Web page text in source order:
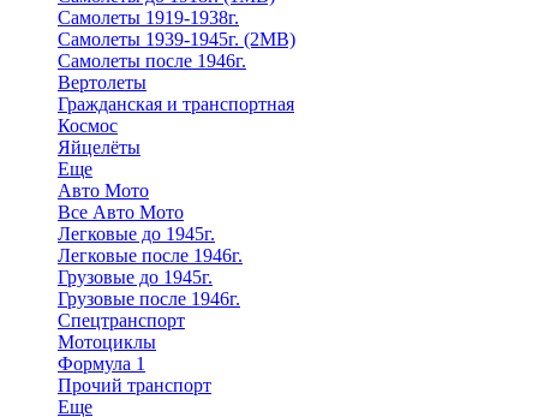
Самолеты 1919-1938г.
Самолеты 1939-1945г. (2МВ)
Самолеты после 1946г.
Вертолеты
Гражданская и транспортная
Космос
Яйцелёты
Еще
Авто Мото
Все Авто Мото
Легковые до 1945г.
Легковые после 1946г.
Грузовые до 1945г.
Грузовые после 1946г.
Спецтранспорт
Мотоциклы
Формула 1
Прочий транспорт
Еще